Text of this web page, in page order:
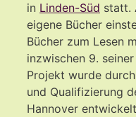
in Linden-Süd statt.
eigene Bücher
Bücher zum Lesen
inzwischen 9.
Projekt wurde
und Qualifizierung
Hannover